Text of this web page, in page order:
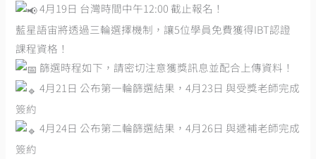
4月19日 台灣時間中午12:00 截止報名！
藍星語宙將透過三輪選擇機制，讓5位學員免費獲得IBT認證
課程資格！
篩選時程如下，請密切注意獲獎訊息並配合上傳資料！
4月21日 公布第一輪篩選結果，4月23日 與受獎老師完成
簽約
4月24日 公布第二輪篩選結果，4月26日 與遞補老師完成
簽約